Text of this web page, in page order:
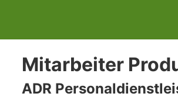
Mitarbeiter
ADR